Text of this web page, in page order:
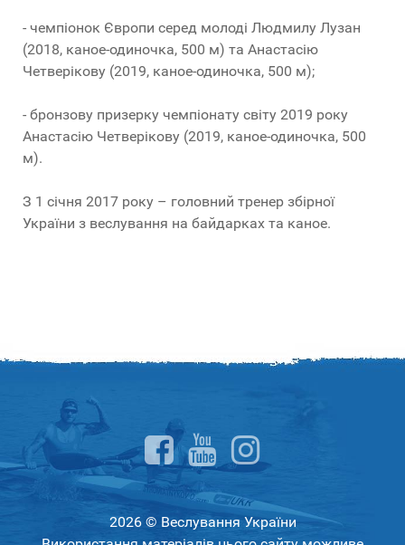
- чемпіонок Європи серед молоді Людмилу Лузан
(2018, каное-одиночка, 500 м) та Анастасію
Четверікову (2019, каное-одиночка, 500 м);
- бронзову призерку чемпіонату світу 2019 року
Анастасію Четверікову (2019, каное-одиночка, 500
м).
З 1 січня 2017 року – головний тренер збірної
України з веслування на байдарках та каное.
2026 © Веслування України